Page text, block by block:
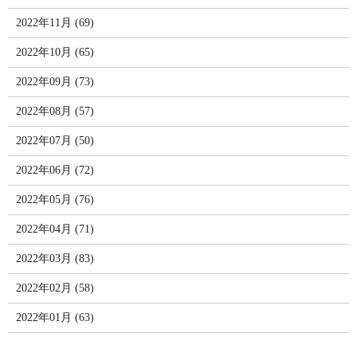
2022年11月 (69)
2022年10月 (65)
2022年09月 (73)
2022年08月 (57)
2022年07月 (50)
2022年06月 (72)
2022年05月 (76)
2022年04月 (71)
2022年03月 (83)
2022年02月 (58)
2022年01月 (63)